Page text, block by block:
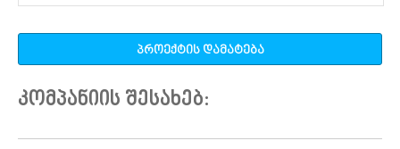
პროექტის დამატება
კომპანიის შესახებ: